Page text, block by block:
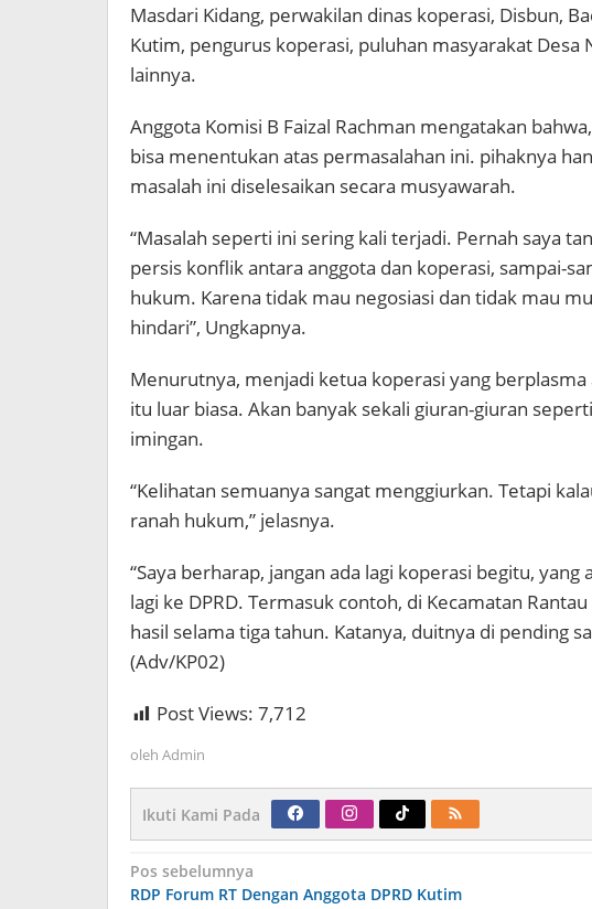
Masdari Kidang, perwakilan dinas koperasi, Disbun,
Kutim, pengurus koperasi, puluhan masyarakat Desa
lainnya.
Anggota Komisi B Faizal Rachman mengatakan
bisa menentukan atas permasalahan ini. pihaknya
masalah ini diselesaikan secara musyawarah.
“Masalah seperti ini sering kali terjadi. Pernah saya
persis konflik antara anggota dan koperasi, sampai-
hukum. Karena tidak mau negosiasi dan tidak mau
hindari”, Ungkapnya.
Menurutnya, menjadi ketua koperasi yang
itu luar biasa. Akan banyak sekali giuran-giuran
imingan.
“Kelihatan semuanya sangat menggiurkan. Tetapi
ranah hukum,” jelasnya.
“Saya berharap, jangan ada lagi koperasi begitu,
lagi ke DPRD. Termasuk contoh, di Kecamatan
hasil selama tiga tahun. Katanya, duitnya di pending
(Adv/KP02)
Post Views: 7,712
oleh Admin
Ikuti Kami Pada
Navigasi
pos
Pos sebelumnya
RDP Forum RT Dengan Anggota DPRD Kutim